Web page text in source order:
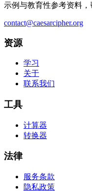
示例与教育性参考资料，
contact@caesarcipher.org
资源
学习
关于
联系我们
工具
计算器
转换器
法律
服务条款
隐私政策